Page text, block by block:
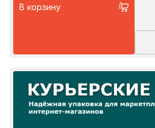
В корзину